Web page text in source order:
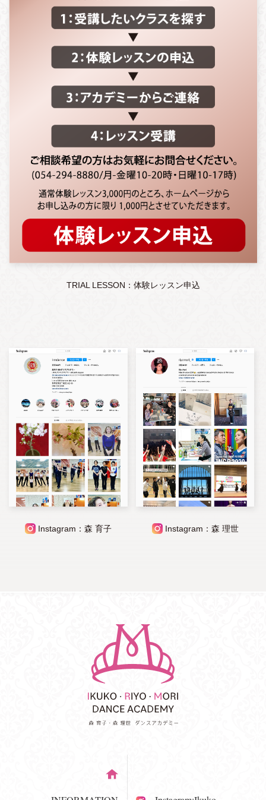
TRIAL LESSON：体験レッスン申込
Instagram：森 育子 Instagram：森 理世